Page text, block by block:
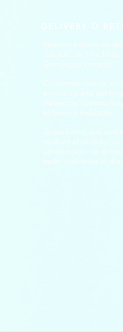
Nuestro horario es
Sábado de 10 a 13 hs.
Domingos cerrado.
Contamos con un
envíos a partir del
Hacemos nuestro
el horario indicado.
Te pedimos que nos
recibirá el pedido, su
aproximado de
favor indícanos el